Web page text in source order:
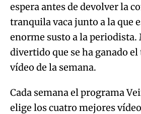
espera antes de devolver la
tranquila vaca junto a la que
enorme susto a la periodista.
divertido que se ha ganado
vídeo de la semana.
Cada semana el programa
elige los cuatro mejores